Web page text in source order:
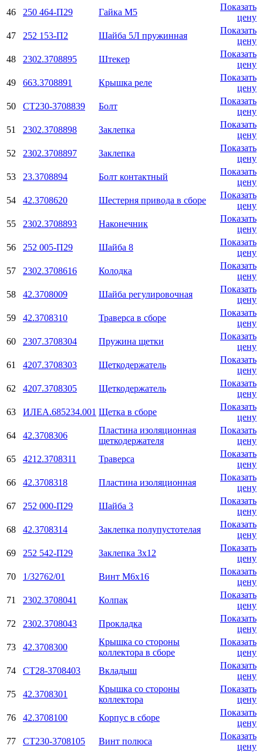
46 250 464-П29 Гайка М5
Показать
цену
47
252 153-П2 Шайба 5Л пружинная
Показать
цену
48
2302.3708895 Штекер
Показать
цену
49
663.3708891 Крышка реле
Показать
цену
50
СТ230-3708839 Болт
Показать
цену
51
2302.3708898 Заклепка
Показать
цену
52
2302.3708897 Заклепка
Показать
цену
53
23.3708894 Болт контактный
Показать
цену
54
42.3708620 Шестерня привода в сборе
Показать
цену
55
2302.3708893 Наконечник
Показать
цену
56
252 005-П29 Шайба 8
Показать
цену
57
2302.3708616 Колодка
Показать
цену
58
42.3708009 Шайба регулировочная
Показать
цену
59
42.3708310 Траверса в сборе
Показать
цену
60
2307.3708304 Пружина щетки
Показать
цену
61
4207.3708303 Щеткодержатель
Показать
цену
62
4207.3708305 Щеткодержатель
Показать
цену
63
ИЛЕА.685234.001 Щетка в сборе
Показать
цену
64
42.3708306
Пластина изоляционная
щеткодержателя
Показать
цену
65
4212.3708311 Траверса
Показать
цену
66
42.3708318 Пластина изоляционная
Показать
цену
67
252 000-П29 Шайба 3
Показать
цену
68
42.3708314 Заклепка полупустотелая
Показать
цену
69
252 542-П29 Заклепка 3х12
Показать
цену
70
1/32762/01 Винт М6х16
Показать
цену
71
2302.3708041 Колпак
Показать
цену
72
2302.3708043 Прокладка
Показать
цену
73
42.3708300
Крышка со стороны
коллектора в сборе
Показать
цену
74
СТ28-3708403 Вкладыш
Показать
цену
75
42.3708301
Крышка со стороны
коллектора
Показать
цену
76
42.3708100 Корпус в сборе
Показать
цену
77
СТ230-3708105 Винт полюса
Показать
цену